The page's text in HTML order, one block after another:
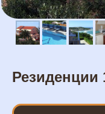
Резиденции